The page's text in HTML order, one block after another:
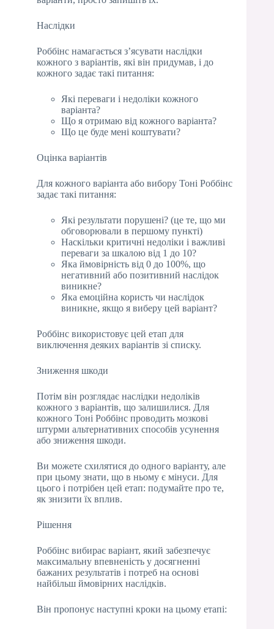
Наслідки
Роббінс намагається з’ясувати наслідки
кожного з варіантів, які він придумав, і до
кожного задає такі питання:
Які переваги і недоліки кожного
варіанта?
Що я отримаю від кожного варіанта?
Що це буде мені коштувати?
Оцінка варіантів
Для кожного варіанта або вибору Тоні Роббінс
задає такі питання:
Які результати порушені? (це те, що ми
обговорювали в першому пункті)
Наскільки критичні недоліки і важливі
переваги за шкалою від 1 до 10?
Яка ймовірність від 0 до 100%, що
негативний або позитивний наслідок
виникне?
Яка емоційна користь чи наслідок
виникне, якщо я виберу цей варіант?
Роббінс використовує цей етап для
виключення деяких варіантів зі списку.
Зниження шкоди
Потім він розглядає наслідки недоліків
кожного з варіантів, що залишилися. Для
кожного Тоні Роббінс проводить мозкові
штурми альтернативних способів усунення
або зниження шкоди.
Ви можете схилятися до одного варіанту, але
при цьому знати, що в ньому є мінуси. Для
цього і потрібен цей етап: подумайте про те,
як знизити їх вплив.
Рішення
Роббінс вибирає варіант, який забезпечує
максимальну впевненість у досягненні
бажаних результатів і потреб на основі
найбільш ймовірних наслідків.
Він пропонує наступні кроки на цьому етапі: